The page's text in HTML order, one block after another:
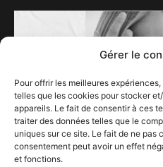
Gérer le
Pour offrir les meilleures
telles que les cookies pour stocker
appareils. Le fait de consentir à ces
traiter des données telles que le
uniques sur ce site. Le fait de ne pas
consentement peut avoir un effet
et fonctions.